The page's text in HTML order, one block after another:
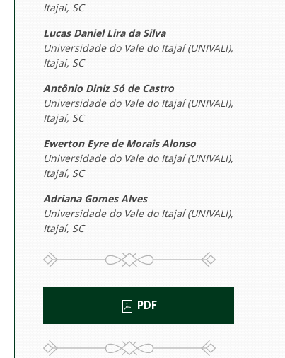
Itajaí, SC
Lucas Daniel Lira da Silva
Universidade do Vale do Itajaí (UNIVALI),
Itajaí, SC
Antônio Diniz Só de Castro
Universidade do Vale do Itajaí (UNIVALI),
Itajaí, SC
Ewerton Eyre de Morais Alonso
Universidade do Vale do Itajaí (UNIVALI),
Itajaí, SC
Adriana Gomes Alves
Universidade do Vale do Itajaí (UNIVALI),
Itajaí, SC
PDF